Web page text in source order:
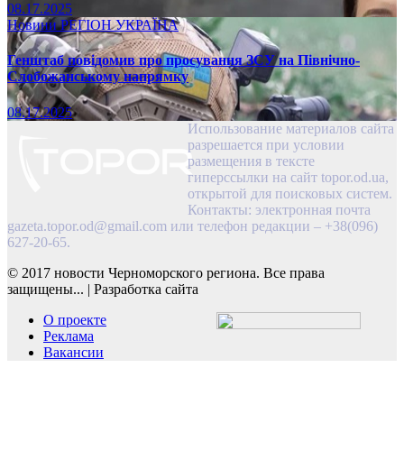
08.17.2025
НовиниРЕГІОНУКРАЇНА
Генштаб повідомив про просування ЗСУ на Північно-
Слобожанському напрямку
08.17.2025
Использование материалов сайта
разрешается при условии
размещения в тексте
гиперссылки на сайт topor.od.ua,
открытой для поисковых систем.
Контакты: электронная почта
gazeta.topor.od@gmail.com или телефон редакции – +38(096)
627-20-65.
© 2017 новости Черноморского региона. Все права
защищены... | Разработка сайта
О проекте
Реклама
Вакансии